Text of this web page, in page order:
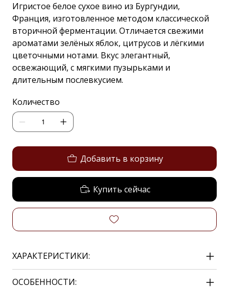
Игристое белое сухое вино из Бургундии,
Франция, изготовленное методом классической
вторичной ферментации. Отличается свежими
ароматами зелёных яблок, цитрусов и лёгкими
цветочными нотами. Вкус элегантный,
освежающий, с мягкими пузырьками и
длительным послевкусием.
Количество
Добавить в корзину
Купить сейчас
ХАРАКТЕРИСТИКИ:
ОСОБЕННОСТИ: